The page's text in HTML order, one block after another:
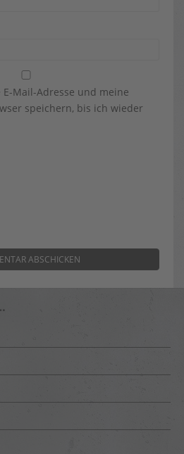
Mail-Adresse und meine
speichern, bis ich wieder